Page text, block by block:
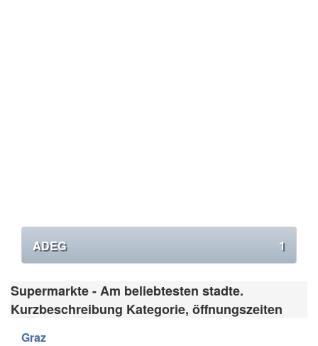
ADEG 1
Supermarkte - Am beliebtesten stadte.
Kurzbeschreibung Kategorie, öffnungszeiten
Graz